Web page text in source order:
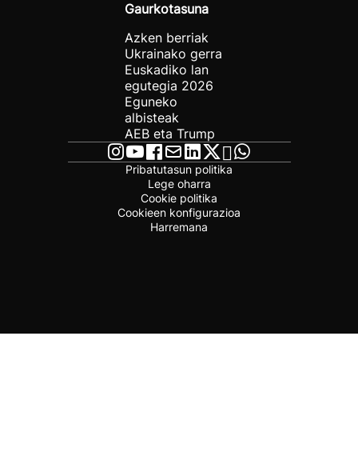
Gaurkotasuna
Azken berriak
Ukrainako gerra
Euskadiko lan
egutegia 2026
Eguneko
albisteak
AEB eta Trump
Pribatutasun politika
Lege oharra
Cookie politika
Cookieen konfigurazioa
Harremana